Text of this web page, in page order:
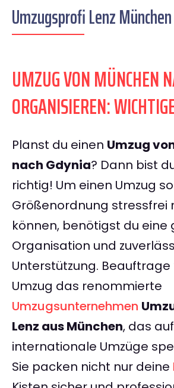
Umzugsprofi Lenz München
UMZUG VON MÜNCHEN
ORGANISIEREN:
Planst du einen Umzug
nach Gdynia? Dann bist
richtig! Um einen Umzug
Größenordnung stressfrei
können, benötigst du eine
Organisation und
Unterstützung.
Umzug das renommierte
Umzugsunternehmen
Lenz aus München, das auf
internationale Umzüge
Sie packen nicht nur deine